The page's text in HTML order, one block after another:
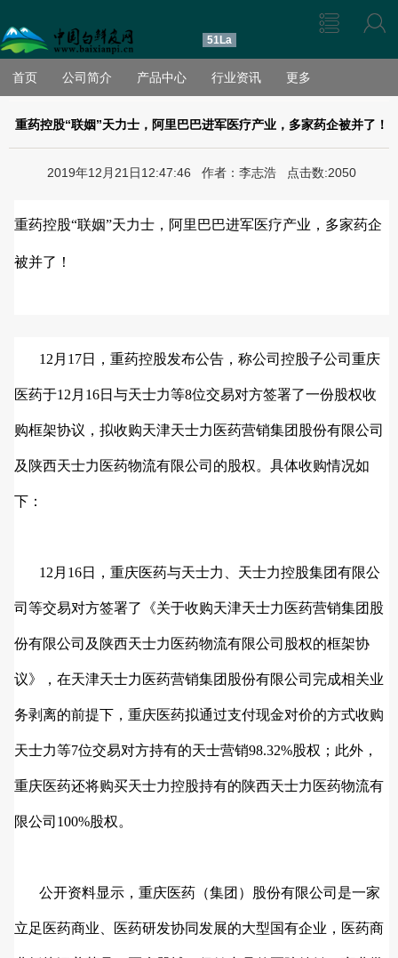
51La
首页 公司简介 产品中心 行业资讯 更多
重药控股“联姻”天力士，阿里巴巴进军医疗产业，多家药企被并了！
2019年12月21日12:47:46 作者：李志浩 点击数:2050
重药控股“联姻”天力士，阿里巴巴进军医疗产业，多家药企
被并了！
12月17日，重药控股发布公告，称公司控股子公司重庆
医药于12月16日与天士力等8位交易对方签署了一份股权收
购框架协议，拟收购天津天士力医药营销集团股份有限公司
及陕西天士力医药物流有限公司的股权。具体收购情况如
下：
12月16日，重庆医药与天士力、天士力控股集团有限公
司等交易对方签署了《关于收购天津天士力医药营销集团股
份有限公司及陕西天士力医药物流有限公司股权的框架协
议》，在天津天士力医药营销集团股份有限公司完成相关业
务剥离的前提下，重庆医药拟通过支付现金对价的方式收购
天士力等7位交易对方持有的天士营销98.32%股权；此外，
重庆医药还将购买天士力控股持有的陕西天士力医药物流有
限公司100%股权。
公开资料显示，重庆医药（集团）股份有限公司是一家
立足医药商业、医药研发协同发展的大型国有企业，医药商